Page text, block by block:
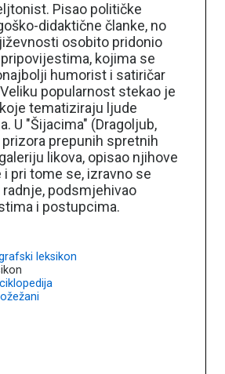
Pisao političke
didaktične članke, no
osobito pridonio
kojima se
humorist i satiričar
popularnost stekao je
tematiziraju ljude
U "Šijacima" (Dragoljub,
prepunih spretnih
likova, opisao njihove
i pri tome se, izravno se
podsmjehivao
i postupcima.
leksikon